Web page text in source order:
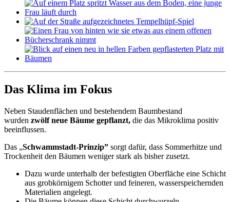
Das Klima im Fokus
Neben Staudenflächen und bestehendem Baumbestand
wurden zwölf neue Bäume gepflanzt, die das Mikroklima positiv
beeinflussen.
Das „Schwammstadt-Prinzip” sorgt dafür, dass Sommerhitze und
Trockenheit den Bäumen weniger stark als bisher zusetzt.
Dazu wurde unterhalb der befestigten Oberfläche eine Schicht
aus grobkörnigem Schotter und feineren, wasserspeichernden
Materialien angelegt.